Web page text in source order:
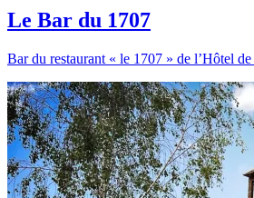
Le Bar du 1707
Bar du restaurant « le 1707 » de l’Hôtel